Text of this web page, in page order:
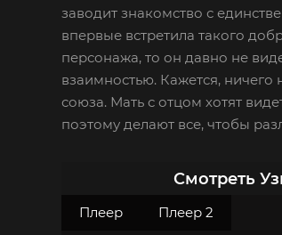
заводит знакомство с
впервые встретила такого
персонажа, то он давно не
взаимностью. Кажется,
союза. Мать с отцом хотят
поэтому делают все, чтобы
Смотреть
Плеер Плеер 2